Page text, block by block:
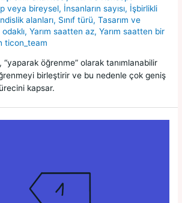
veya bireysel, İnsanların sayısı, İşbirlikli
alanları, Sınıf türü,Tasarım ve
,Yarım saatten az,Yarım saatten bir
ticon_team
öğrenme” olarak tanımlanabilir
birleştirir ve bu nedenle çok geniş
kapsar.